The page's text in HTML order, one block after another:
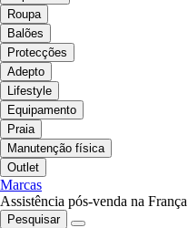
Roupa
Balões
Protecções
Adepto
Lifestyle
Equipamento
Praia
Manutenção física
Outlet
Marcas
Assistência pós-venda na França
Pesquisar